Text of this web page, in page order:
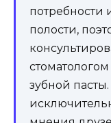
потребности
полости,
зубной